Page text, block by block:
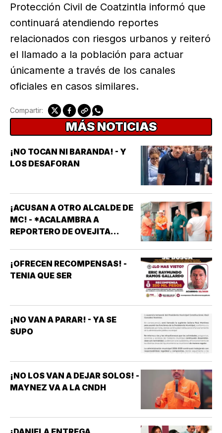
Protección Civil de Coatzintla informó que
continuará atendiendo reportes
relacionados con riesgos urbanos y reiteró
el llamado a la población para actuar
únicamente a través de los canales
oficiales en casos similares.
Compartir:
MÁS NOTICIAS
¡NO TOCAN NI BARANDA! - Y
LOS DESAFORAN
¡ACUSAN A OTRO ALCALDE DE
MC! - *ACALAMBRA A
REPORTERO DE OVEJITA
¡OFRECEN RECOMPENSAS! -
TENIA QUE SER
¡NO VAN A PARAR! - YA SE
SUPO
¡NO LOS VAN A DEJAR SOLOS! -
MAYNEZ VA A LA CNDH